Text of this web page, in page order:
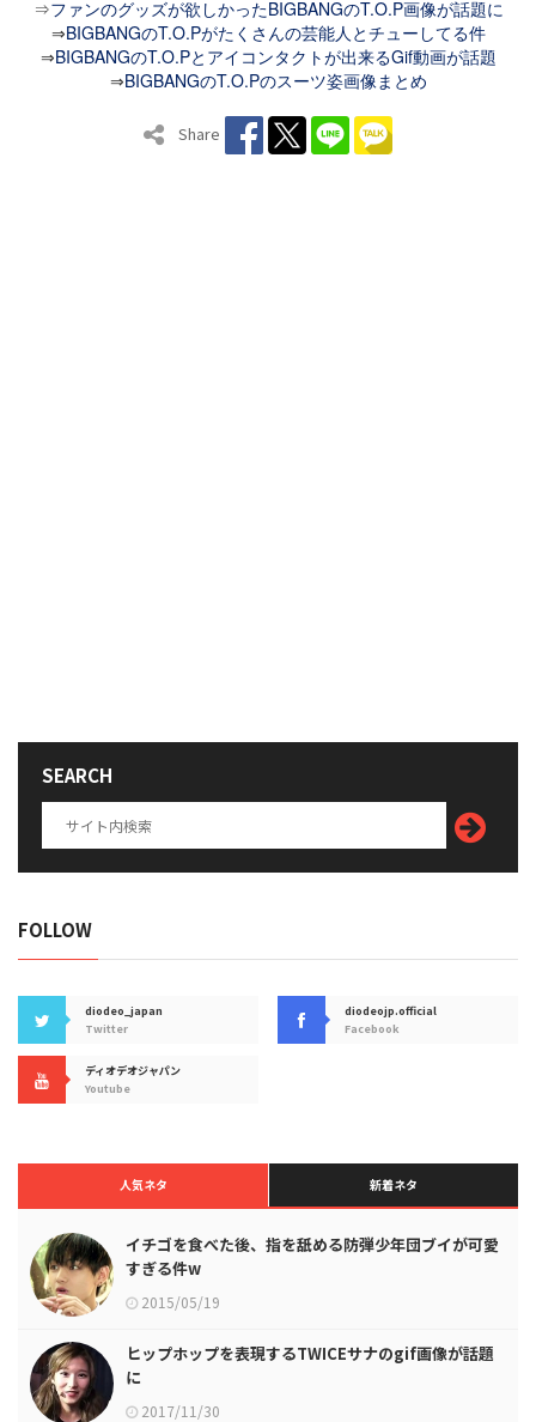
⇒ファンのグッズが欲しかったBIGBANGのT.O.P画像が話題に
⇒BIGBANGのT.O.Pがたくさんの芸能人とチューしてる件
⇒BIGBANGのT.O.Pとアイコンタクトが出来るGif動画が話題
⇒BIGBANGのT.O.Pのスーツ姿画像まとめ
Share
SEARCH
FOLLOW
diodeo_japan
Twitter
diodeojp.official
Facebook
ディオデオジャパン
Youtube
人気ネタ 新着ネタ
イチゴを食べた後、指を舐める防弾少年団ブイが可愛
すぎる件w
2015/05/19
ヒップホップを表現するTWICEサナのgif画像が話題
に
2017/11/30